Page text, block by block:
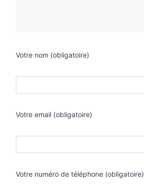
Votre nom (obligatoire)
Votre email (obligatoire)
Votre numéro de téléphone (obligatoire)